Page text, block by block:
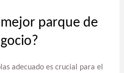
parque de
adecuado es crucial para el